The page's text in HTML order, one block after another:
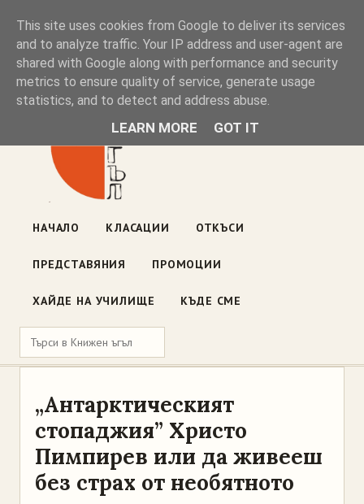
Книжен ъгъл
Блог на книжарницата — класации, откъси, нови книги
ул. „Оборище" 117, София· пон–пет 10:00–19:00 ·
НАЧАЛО КЛАСАЦИИ ОТКЪСИ
ПРЕДСТАВЯНИЯ ПРОМОЦИИ
ХАЙДЕ НА УЧИЛИЩЕ КЪДЕ СМЕ
„Антарктическият
стопаджия” Христо
Пимпирев или да живееш
без страх от необятното
This site uses cookies from Google to deliver its services
and to analyze traffic. Your IP address and user-agent are
shared with Google along with performance and security
metrics to ensure quality of service, generate usage
statistics, and to detect and address abuse.
LEARN MORE GOT IT